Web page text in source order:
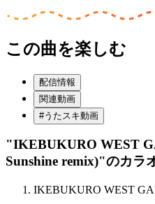
この曲を楽しむ
配信情報
関連動画
#うたスキ動画
"IKEBUKURO WEST
Sunshine remix)"のカラ
IKEBUKURO WEST